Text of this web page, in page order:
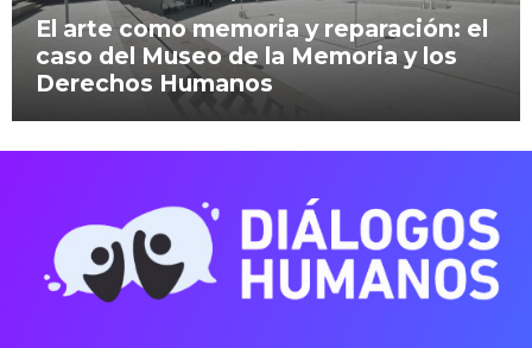
El arte como memoria y reparación: el
caso del Museo de la Memoria y los
Derechos Humanos